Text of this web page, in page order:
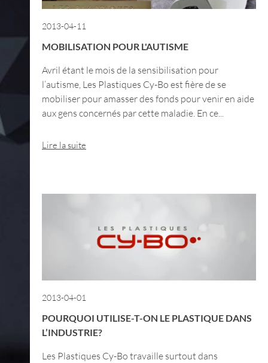
2013-04-11
MOBILISATION POUR L'AUTISME
Avril étant le mois de la sensibilisation pour
l’autisme, Les Plastiques Cy-Bo est fière de se
mobiliser pour amasser des fonds pour venir en aide
aux gens concernés par cette maladie. En ce...
Lire la suite
2013-04-01
POURQUOI UTILISE-T-ON LE PLASTIQUE DANS
L’INDUSTRIE?
Les Plastiques Cy-Bo travaille surtout dans